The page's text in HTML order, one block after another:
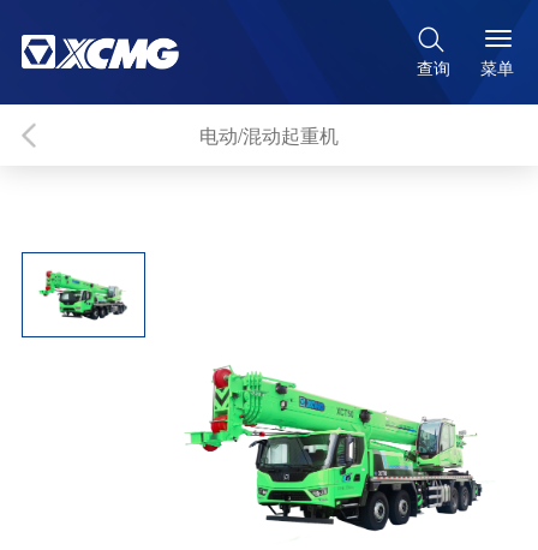

查询 菜单
电动/混动起重机